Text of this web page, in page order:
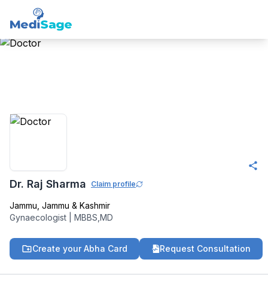
Dr. Raj Sharma Claim profile
Jammu Jammu & Kashmir
Gynaecologist
MBBS,MD
Create your Abha Card Request Consultation